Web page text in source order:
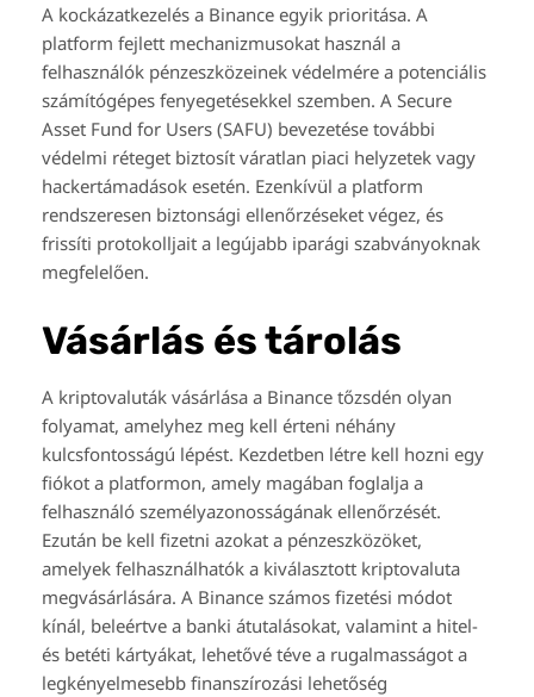
A kockázatkezelés a Binance egyik prioritása. A
platform fejlett mechanizmusokat használ a
felhasználók pénzeszközeinek védelmére a potenciális
számítógépes fenyegetésekkel szemben. A Secure
Asset Fund for Users (SAFU) bevezetése további
védelmi réteget biztosít váratlan piaci helyzetek vagy
hackertámadások esetén. Ezenkívül a platform
rendszeresen biztonsági ellenőrzéseket végez, és
frissíti protokolljait a legújabb iparági szabványoknak
megfelelően.
Vásárlás és tárolás
A kriptovaluták vásárlása a Binance tőzsdén olyan
folyamat, amelyhez meg kell érteni néhány
kulcsfontosságú lépést. Kezdetben létre kell hozni egy
fiókot a platformon, amely magában foglalja a
felhasználó személyazonosságának ellenőrzését.
Ezután be kell fizetni azokat a pénzeszközöket,
amelyek felhasználhatók a kiválasztott kriptovaluta
megvásárlására. A Binance számos fizetési módot
kínál, beleértve a banki átutalásokat, valamint a hitel-
és betéti kártyákat, lehetővé téve a rugalmasságot a
legkényelmesebb finanszírozási lehetőség